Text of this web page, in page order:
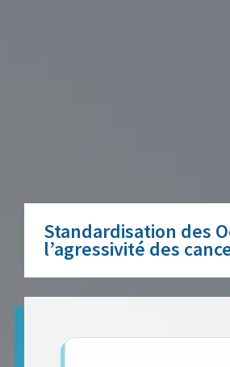
Standardisation des
l’agressivité des